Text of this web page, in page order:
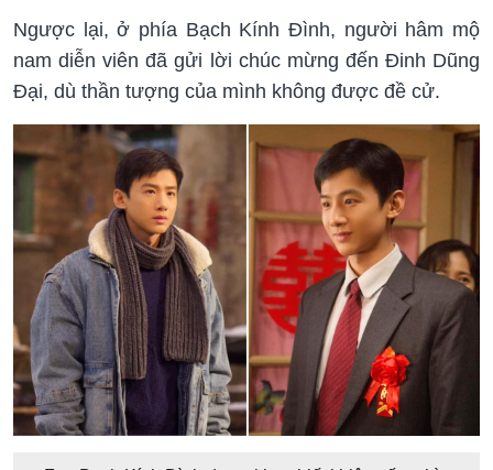
Ngược lại, ở phía Bạch Kính Đình, người hâm mộ
nam diễn viên đã gửi lời chúc mừng đến Đinh Dũng
Đại, dù thần tượng của mình không được đề cử.